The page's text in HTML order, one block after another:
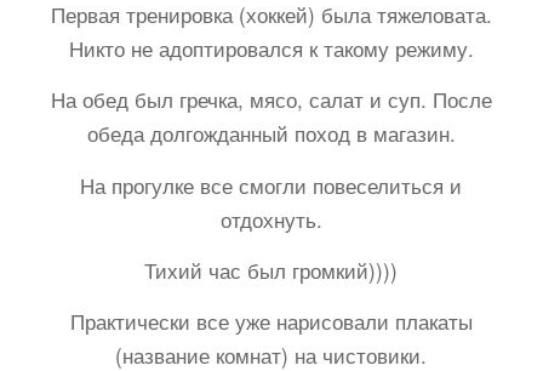
Первая тренировка (хоккей) была тяжеловата.
Никто не адоптировался к такому режиму.
На обед был гречка, мясо, салат и суп. После
обеда долгожданный поход в магазин.
На прогулке все смогли повеселиться и
отдохнуть.
Тихий час был громкий))))
Практически все уже нарисовали плакаты
(название комнат) на чистовики.